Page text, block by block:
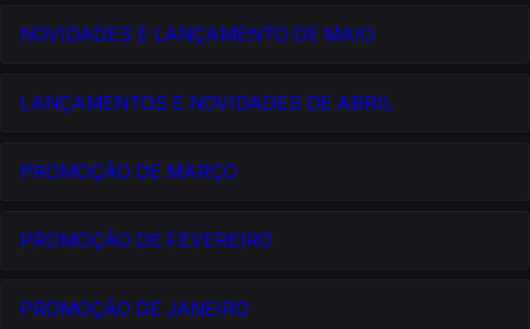
NOVIDADES E LANÇAMENTO DE MAIO
LANÇAMENTOS E NOVIDADES DE ABRIL
PROMOÇÃO DE MARÇO
PROMOÇÃO DE FEVEREIRO
PROMOÇÃO DE JANEIRO